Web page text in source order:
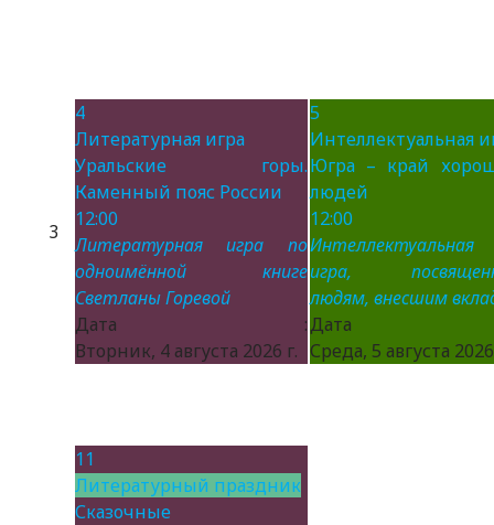
3
4
Литературная игра
Уральские горы.
Каменный пояс России
12:00
Литературная игра по
одноимённой книге
Светланы Горевой
Дата :
Вторник, 4 августа 2026 г.
5
Интеллектуальная
Югра – край
людей
12:00
Интеллектуальная
игра,
людям, внесшим
Дата
Среда, 5 августа
11
Литературный праздник
Сказочные